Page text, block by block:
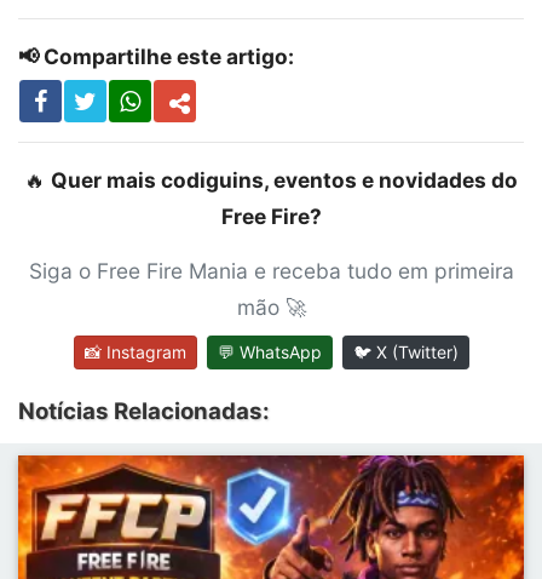
📢 Compartilhe este artigo:
🔥 Quer mais codiguins, eventos e novidades do
Free Fire?
Siga o Free Fire Mania e receba tudo em primeira
mão 🚀
📸 Instagram 💬 WhatsApp 🐦 X (Twitter)
Notícias Relacionadas: